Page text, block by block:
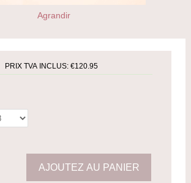
Agrandir
PRIX TVA INCLUS: €120.95